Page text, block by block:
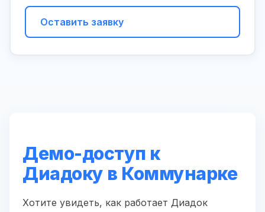
Оставить заявку
Демо-доступ к
Диадоку в Коммунарке
Хотите увидеть, как работает Диадок